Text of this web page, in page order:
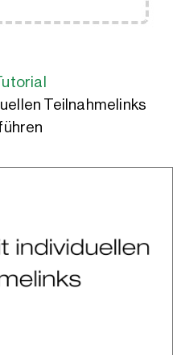
Teilnahmelinks